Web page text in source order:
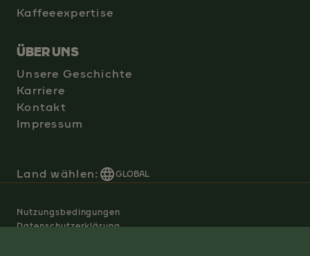
Kaffeeexpertise
ÜBER UNS
Unsere Geschichte
Karriere
Kontakt
Impressum
Land wählen: GLOBAL
Nutzungsbedingungen
Datenschutzerklärung